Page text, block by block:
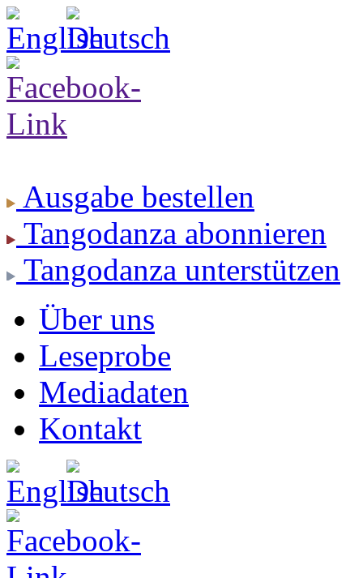
Ausgabe bestellen
Tangodanza abonnieren
Tangodanza unterstützen
Über uns
Leseprobe
Mediadaten
Kontakt